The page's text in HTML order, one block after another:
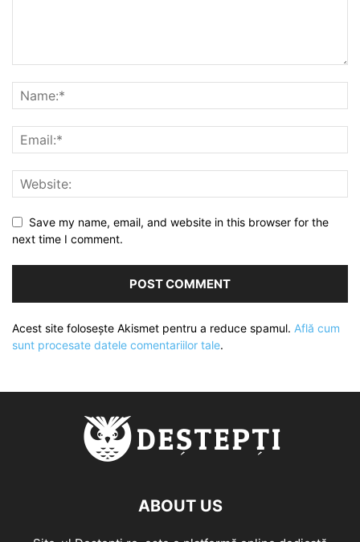
Save my name, email, and website in this browser for the
next time I comment.
Acest site folosește Akismet pentru a reduce spamul. Află cum
sunt procesate datele comentariilor tale.
ABOUT US